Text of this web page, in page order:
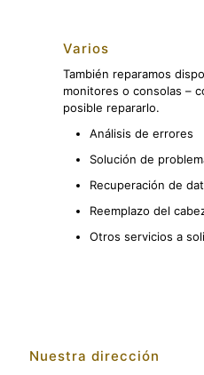
Varios
También reparamos
monitores o consolas –
posible repararlo.
Análisis de errores
Solución de
Recuperación de
Reemplazo del
Otros servicios a
Nuestra dirección